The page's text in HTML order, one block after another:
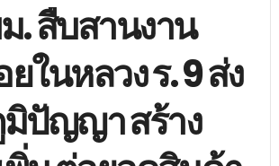
. สืบสานงาน
ในหลวง ร. 9 ส่ง
มิปัญญา สร้าง